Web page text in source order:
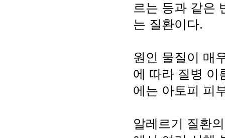
르는 등과 같은
는 질환이다.
원인 물질이 매
에 따라 질병 이
에는 아토피 피
알레르기 질환